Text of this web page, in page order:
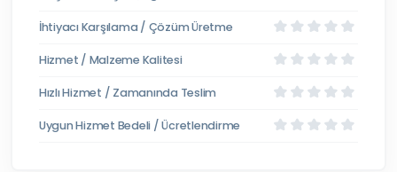
İhtiyacı Karşılama / Çözüm Üretme
Hizmet / Malzeme Kalitesi
Hızlı Hizmet / Zamanında Teslim
Uygun Hizmet Bedeli / Ücretlendirme